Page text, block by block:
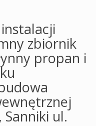
zbiornik
propan i
ul.